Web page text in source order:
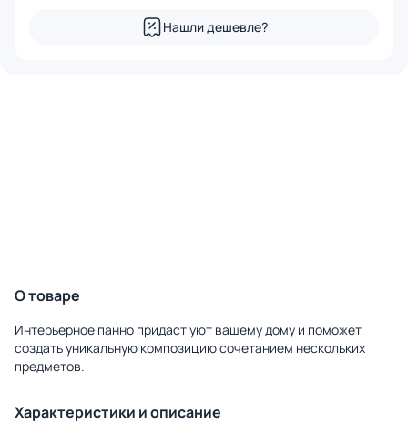
Нашли дешевле?
О товаре
Интерьерное панно придаст уют вашему дому и поможет
создать уникальную композицию сочетанием нескольких
предметов.
Характеристики и описание